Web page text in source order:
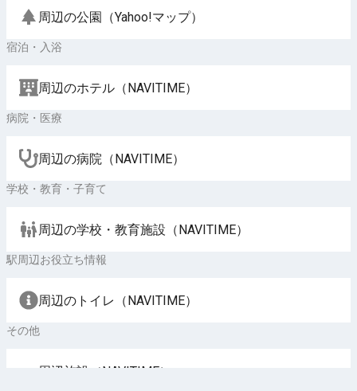
周辺の公園（Yahoo!マップ）
宿泊・入浴
周辺のホテル（NAVITIME）
病院・医療
周辺の病院（NAVITIME）
学校・教育・子育て
周辺の学校・教育施設（NAVITIME）
駅周辺お役立ち情報
周辺のトイレ（NAVITIME）
その他
周辺施設（NAVITIME）